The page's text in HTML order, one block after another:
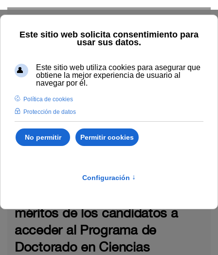
Inicio La UNIA TOUNIA
Alumnado: convocatorias
Doctorado
Doctorado
Domingo, 27 de Octubre 2024 13:30
méritos de los candidatos a
acceder al Programa de
Doctorado en Ciencias